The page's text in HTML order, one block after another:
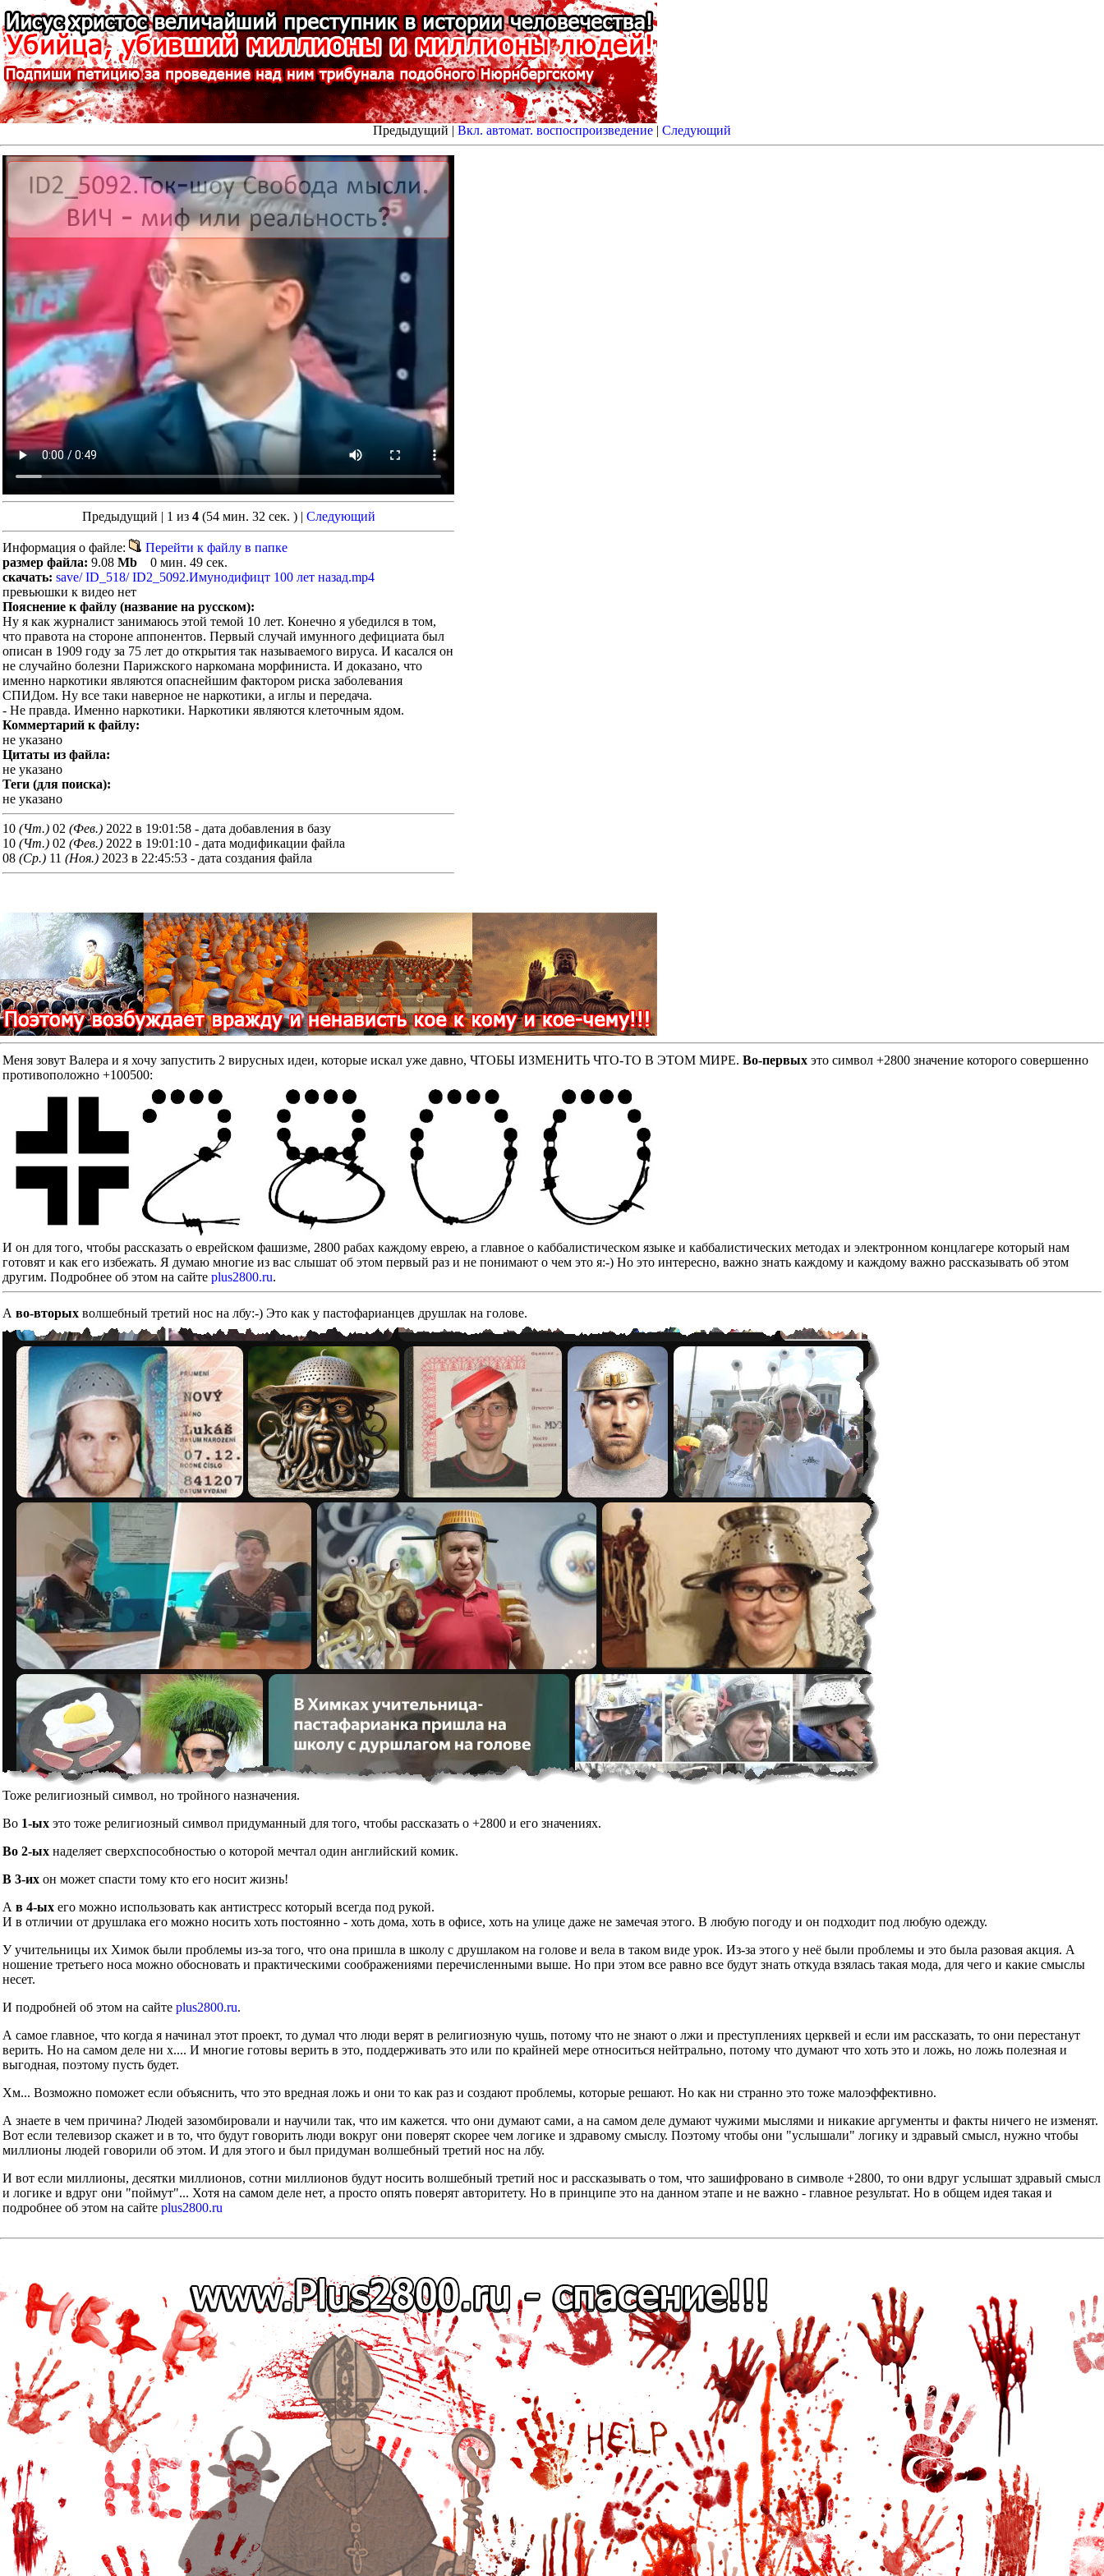
Предыдущий | Вкл. автомат. воспоспроизведение | Следующий
Предыдущий | 1 из 4 (54 мин. 32 сек. )| Следующий
Информация о файле:
Перейти к файлу в папке
размер файла: 9.08 Mb 0 мин. 49 сек.
скачать: save/ ID_518/ ID2_5092.Имунодифицт 100 лет назад.mp4
превьюшки к видео нет
Пояснение к файлу (название на русском):
Ну я как журналист занимаюсь этой темой 10 лет. Конечно я убедился в том,
что правота на стороне аппонентов. Первый случай имунного дефициата был
описан в 1909 году за 75 лет до открытия так называемого вируса. И касался он
не случайно болезни Парижского наркомана морфиниста. И доказано, что
именно наркотики являются опаснейшим фактором риска заболевания
СПИДом. Ну все таки наверное не наркотики, а иглы и передача.
- Не правда. Именно наркотики. Наркотики являются клеточным ядом.
Коммертарий к файлу:
не указано
Цитаты из файла:
не указано
Теги (для поиска):
не указано
10 (Чт.) 02 (Фев.) 2022 в 19:01:58 - дата добавления в базу
10 (Чт.) 02 (Фев.) 2022 в 19:01:10 - дата модификации файла
08 (Ср.) 11 (Ноя.) 2023 в 22:45:53 - дата создания файла
Меня зовут Валера и я хочу запустить 2 вирусных идеи, которые искал уже давно, ЧТОБЫ ИЗМЕНИТЬ ЧТО-ТО В ЭТОМ МИРЕ. Во-первых это символ +2800 значение которого совершенно
противоположно +100500:
И он для того, чтобы рассказать о еврейском фашизме, 2800 рабах каждому еврею, а главное о каббалистическом языке и каббалистических методах и электронном концлагере который нам
готовят и как его избежать. Я думаю многие из вас слышат об этом первый раз и не понимают о чем это я:-) Но это интересно, важно знать каждому и каждому важно рассказывать об этом
другим. Подробнее об этом на сайте plus2800.ru.
А во-вторых волшебный третий нос на лбу:-) Это как у пастофарианцев друшлак на голове.
Тоже религиозный символ, но тройного назначения.
Во 1-ых это тоже религиозный символ придуманный для того, чтобы рассказать о +2800 и его значениях.
Во 2-ых наделяет сверхспособностью о которой мечтал один английский комик.
В 3-их он может спасти тому кто его носит жизнь!
А в 4-ых его можно использовать как антистресс который всегда под рукой.
И в отличии от друшлака его можно носить хоть постоянно - хоть дома, хоть в офисе, хоть на улице даже не замечая этого. В любую погоду и он подходит под любую одежду.
У учительницы их Химок были проблемы из-за того, что она пришла в школу с друшлаком на голове и вела в таком виде урок. Из-за этого у неё были проблемы и это была разовая акция. А
ношение третьего носа можно обосновать и практическими соображениями перечисленными выше. Но при этом все равно все будут знать откуда взялась такая мода, для чего и какие смыслы
несет.
И подробней об этом на сайте plus2800.ru.
А самое главное, что когда я начинал этот проект, то думал что люди верят в религиозную чушь, потому что не знают о лжи и преступлениях церквей и если им рассказать, то они перестанут
верить. Но на самом деле ни х.... И многие готовы верить в это, поддерживать это или по крайней мере относиться нейтрально, потому что думают что хоть это и ложь, но ложь полезная и
выгодная, поэтому пусть будет.
Хм... Возможно поможет если объяснить, что это вредная ложь и они то как раз и создают проблемы, которые решают. Но как ни странно это тоже малоэффективно.
А знаете в чем причина? Людей зазомбировали и научили так, что им кажется. что они думают сами, а на самом деле думают чужими мыслями и никакие аргументы и факты ничего не изменят.
Вот если телевизор скажет и в то, что будут говорить люди вокруг они поверят скорее чем логике и здравому смыслу. Поэтому чтобы они "услышали" логику и здравый смысл, нужно чтобы
миллионы людей говорили об этом. И для этого и был придуман волшебный третий нос на лбу.
И вот если миллионы, десятки миллионов, сотни миллионов будут носить волшебный третий нос и рассказывать о том, что зашифровано в символе +2800, то они вдруг услышат здравый смысл
и логике и вдруг они "поймут"... Хотя на самом деле нет, а просто опять поверят авторитету. Но в принципе это на данном этапе и не важно - главное результат. Но в общем идея такая и
подробнее об этом на сайте plus2800.ru